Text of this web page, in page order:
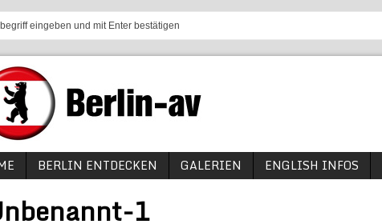
BERLIN ENTDECKEN GALERIEN ENGLISH INFOS
1